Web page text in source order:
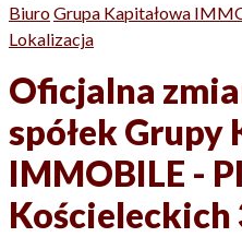
BiuroGrupa Kapitałowa
Lokalizacja
Oficjalna
spółek Grupy
IMMOBILE -
Kościeleckich